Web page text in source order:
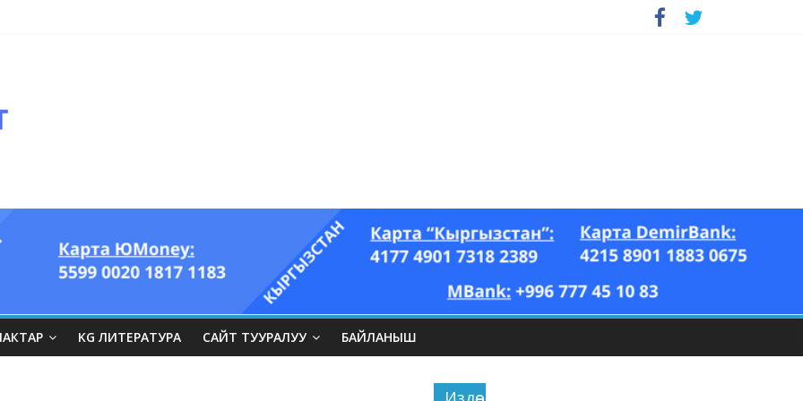
KG ЛИТЕРАТУРА САЙТ ТУУРАЛУУ БАЙЛАНЫШ